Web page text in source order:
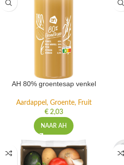
AH 80% groentesap venkel
Aardappel, Groente, Fruit
€2,03
NAAR AH